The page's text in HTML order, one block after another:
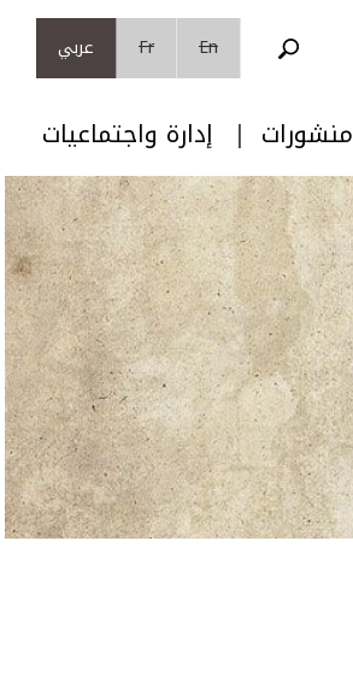
En
Fr عربي
منشورات إدارة واجتماعيات